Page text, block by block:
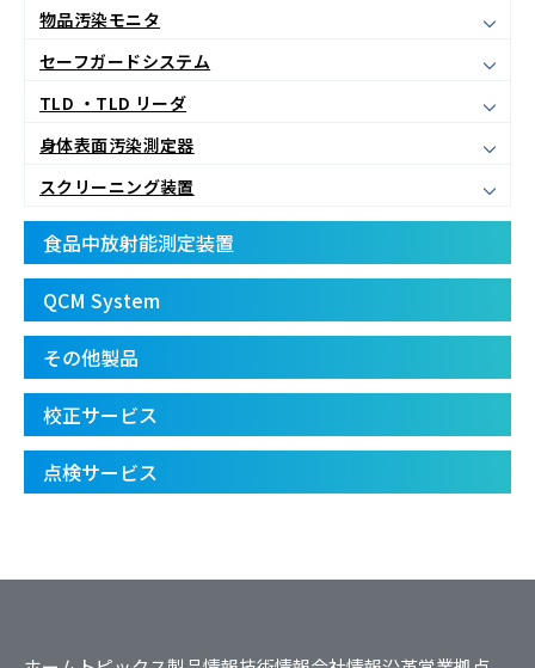
物品汚染モニタ
セーフガードシステム
TLD ・TLD リーダ
身体表面汚染測定器
スクリーニング装置
食品中放射能測定装置
QCM System
その他製品
校正サービス
点検サービス